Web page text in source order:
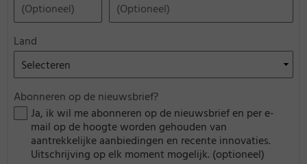
Land
Abonneren op de nieuwsbrief?
Ja, ik wil me abonneren op de nieuwsbrief en per e-
mail op de hoogte worden gehouden van
aantrekkelijke aanbiedingen en recente innovaties.
Uitschrijving op elk moment mogelijk. (optioneel)